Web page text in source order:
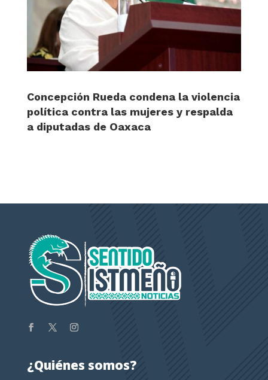
Concepción Rueda condena la violencia
política contra las mujeres y respalda
a diputadas de Oaxaca
¿Quiénes somos?